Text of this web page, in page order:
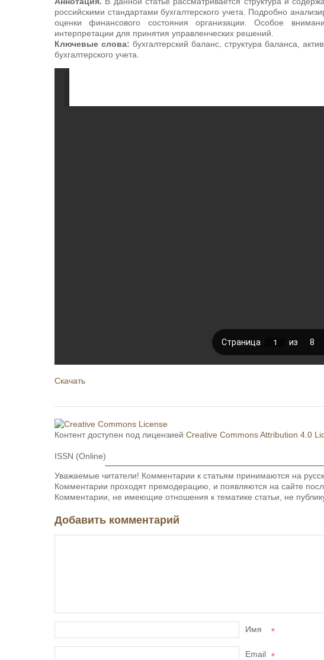
российскими стандартами бухгалтерского учета. Подробно
оценки финансового состояния организации. Особое
интерпретации для принятия управленческих решений.
Ключевые слова: бухгалтерский баланс, структура баланса,
бухгалтерского учета.
Скачать
Контент доступен под лицензией Creative Commons Attribution 4.0
ISSN (Online)
Уважаемые читатели! Комментарии к статьям принимаются на
Комментарии проходят премодерацию, и появляются на сайте
Комментарии, не имеющие отношения к тематике статьи, не
Добавить комментарий
Имя *
Email *